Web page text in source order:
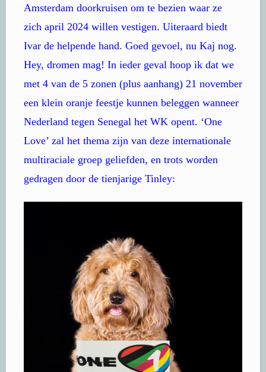
Amsterdam doorkruisen om te bezien waar ze
zich april 2024 willen vestigen. Uiteraard biedt
Ivar de helpende hand. Goed gevoel, nu Kaj nog.
Hey, dromen mag! In ieder geval hoop ik dat we
met 4 van de 5 zonen (plus aanhang) 21 november
een klein oranje feestje kunnen beleggen wanneer
Nederland tegen Senegal het WK opent. ‘One
Love’ zal het thema zijn van deze internationale
multiraciale groep geliefden, en trots worden
gedragen door de tienjarige Tinley: